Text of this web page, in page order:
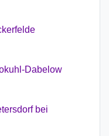
Dabelow
bei